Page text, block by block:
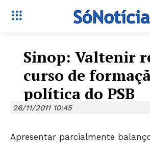
Sinop: Valtenir
curso de
política do PSB
26/11/2011 10:45
Apresentar parcialmente